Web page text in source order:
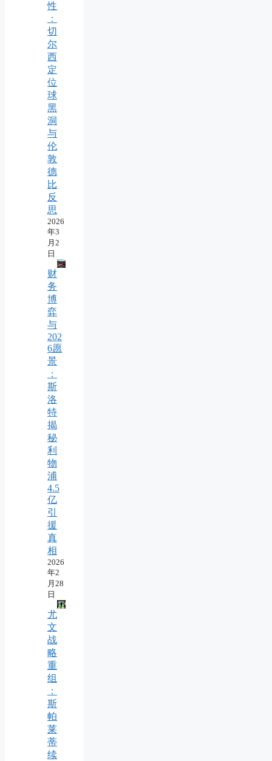
性
：
切
尔
西
定
位
球
黑
洞
与
伦
敦
德
比
反
思
2026
年3
月2
日
财
务
博
弈
与
202
6愿
景
：
斯
洛
特
揭
秘
利
物
浦
4.5
亿
引
援
真
相
2026
年2
月28
日
尤
文
战
略
重
组
：
斯
帕
莱
蒂
续